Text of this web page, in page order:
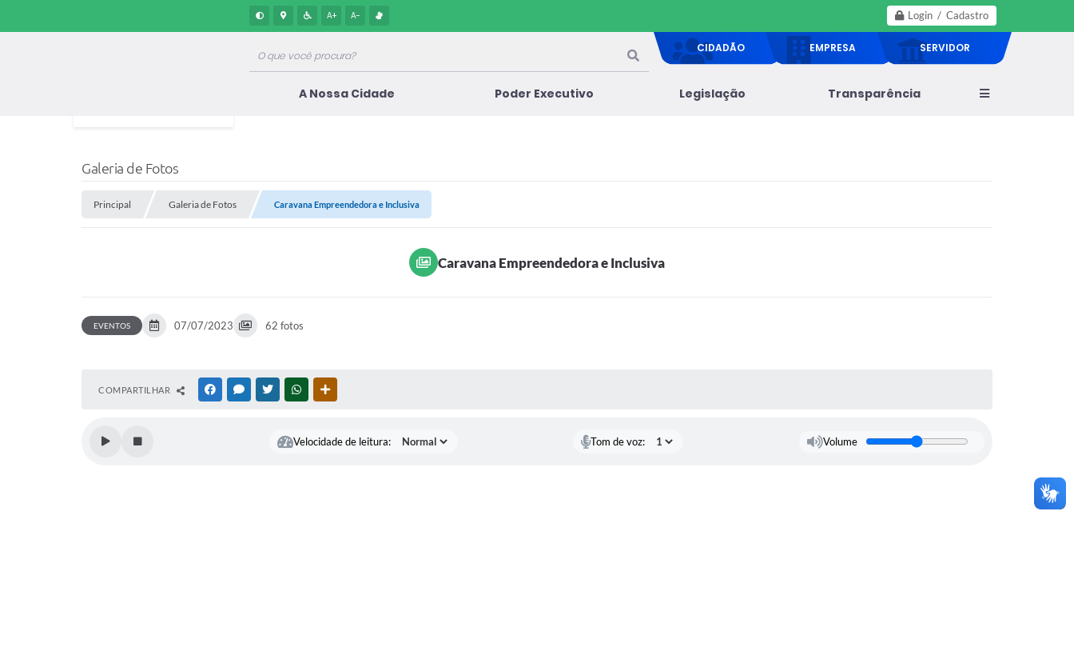
Login / Cadastro
A+ A-
CIDADÃO EMPRESA SERVIDOR
A Nossa Cidade Poder Executivo Legislação Transparência
Galeria de Fotos
Principal Galeria de Fotos Caravana Empreendedora e Inclusiva
Caravana Empreendedora e Inclusiva
EVENTOS 07/07/2023 62 fotos
COMPARTILHAR FACEBOOKMESSENGER
TWITTERWHATSAPP
Velocidade de leitura: Tom de voz: Volume